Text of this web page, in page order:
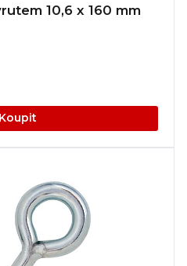
10,6 x 160 mm